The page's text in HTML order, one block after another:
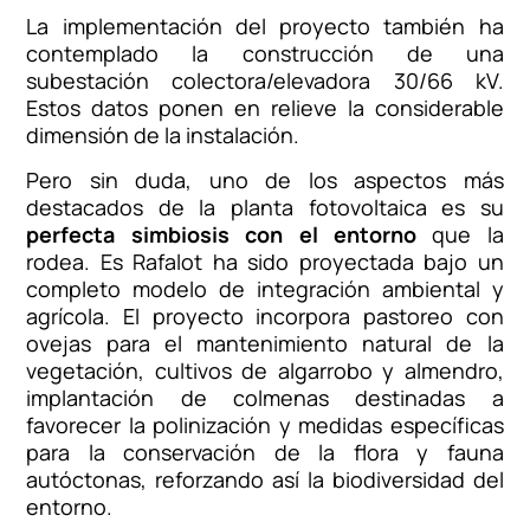
La implementación del proyecto también ha
contemplado la construcción de una
subestación colectora/elevadora 30/66 kV.
Estos datos ponen en relieve la considerable
dimensión de la instalación.
Pero sin duda, uno de los aspectos más
destacados de la planta fotovoltaica es su
perfecta simbiosis con el entornoque la
rodea. Es Rafalot ha sido proyectada bajo un
completo modelo de integración ambiental y
agrícola. El proyecto incorpora pastoreo con
ovejas para el mantenimiento natural de la
vegetación, cultivos de algarrobo y almendro,
implantación de colmenas destinadas a
favorecer la polinización y medidas específicas
para la conservación de la flora y fauna
autóctonas, reforzando así la biodiversidad del
entorno.